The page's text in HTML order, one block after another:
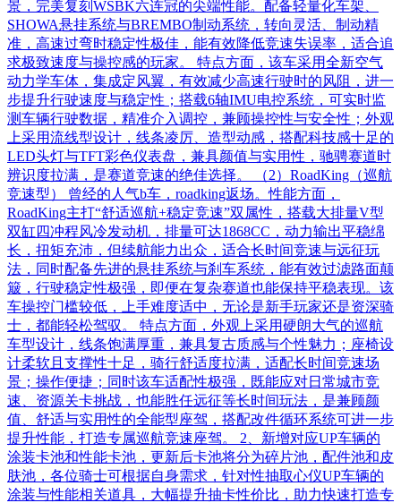
景，完美复刻WSBK六连冠的尖端性能。配备轻量化车架、
SHOWA悬挂系统与BREMBO制动系统，转向灵活、制动精
准，高速过弯时稳定性极佳，能有效降低竞速失误率，适合追
求极致速度与操控感的玩家。 特点方面，该车采用全新空气
动力学车体，集成定风翼，有效减少高速行驶时的风阻，进一
步提升行驶速度与稳定性；搭载6轴IMU电控系统，可实时监
测车辆行驶数据，精准介入调控，兼顾操控性与安全性；外观
上采用流线型设计，线条凌厉、造型动感，搭配科技感十足的
LED头灯与TFT彩色仪表盘，兼具颜值与实用性，驰骋赛道时
辨识度拉满，是赛道竞速的绝佳选择。 （2）RoadKing（巡航
竞速型） 曾经的人气b车，roadking返场。性能方面，
RoadKing主打“舒适巡航+稳定竞速”双属性，搭载大排量V型
双缸四冲程风冷发动机，排量可达1868CC，动力输出平稳绵
长，扭矩充沛，但续航能力出众，适合长时间竞速与远征玩
法，同时配备先进的悬挂系统与刹车系统，能有效过滤路面颠
簸，行驶稳定性极强，即便在复杂赛道也能保持平稳表现。该
车操控门槛较低，上手难度适中，无论是新手玩家还是资深骑
士，都能轻松驾驭。 特点方面，外观上采用硬朗大气的巡航
车型设计，线条饱满厚重，兼具复古质感与个性魅力；座椅设
计柔软且支撑性十足，骑行舒适度拉满，适配长时间竞速场
景；操作便捷；同时该车适配性极强，既能应对日常城市竞
速、资源关卡挑战，也能胜任远征等长时间玩法，是兼顾颜
值、舒适与实用性的全能型座驾，搭配改件循环系统可进一步
提升性能，打造专属巡航竞速座驾。 2、新增对应UP车辆的
涂装卡池和性能卡池，更新后卡池将分为碎片池，配件池和皮
肤池，各位骑士可根据自身需求，针对性抽取心仪UP车辆的
涂装与性能相关道具，大幅提升抽卡性价比，助力快速打造专